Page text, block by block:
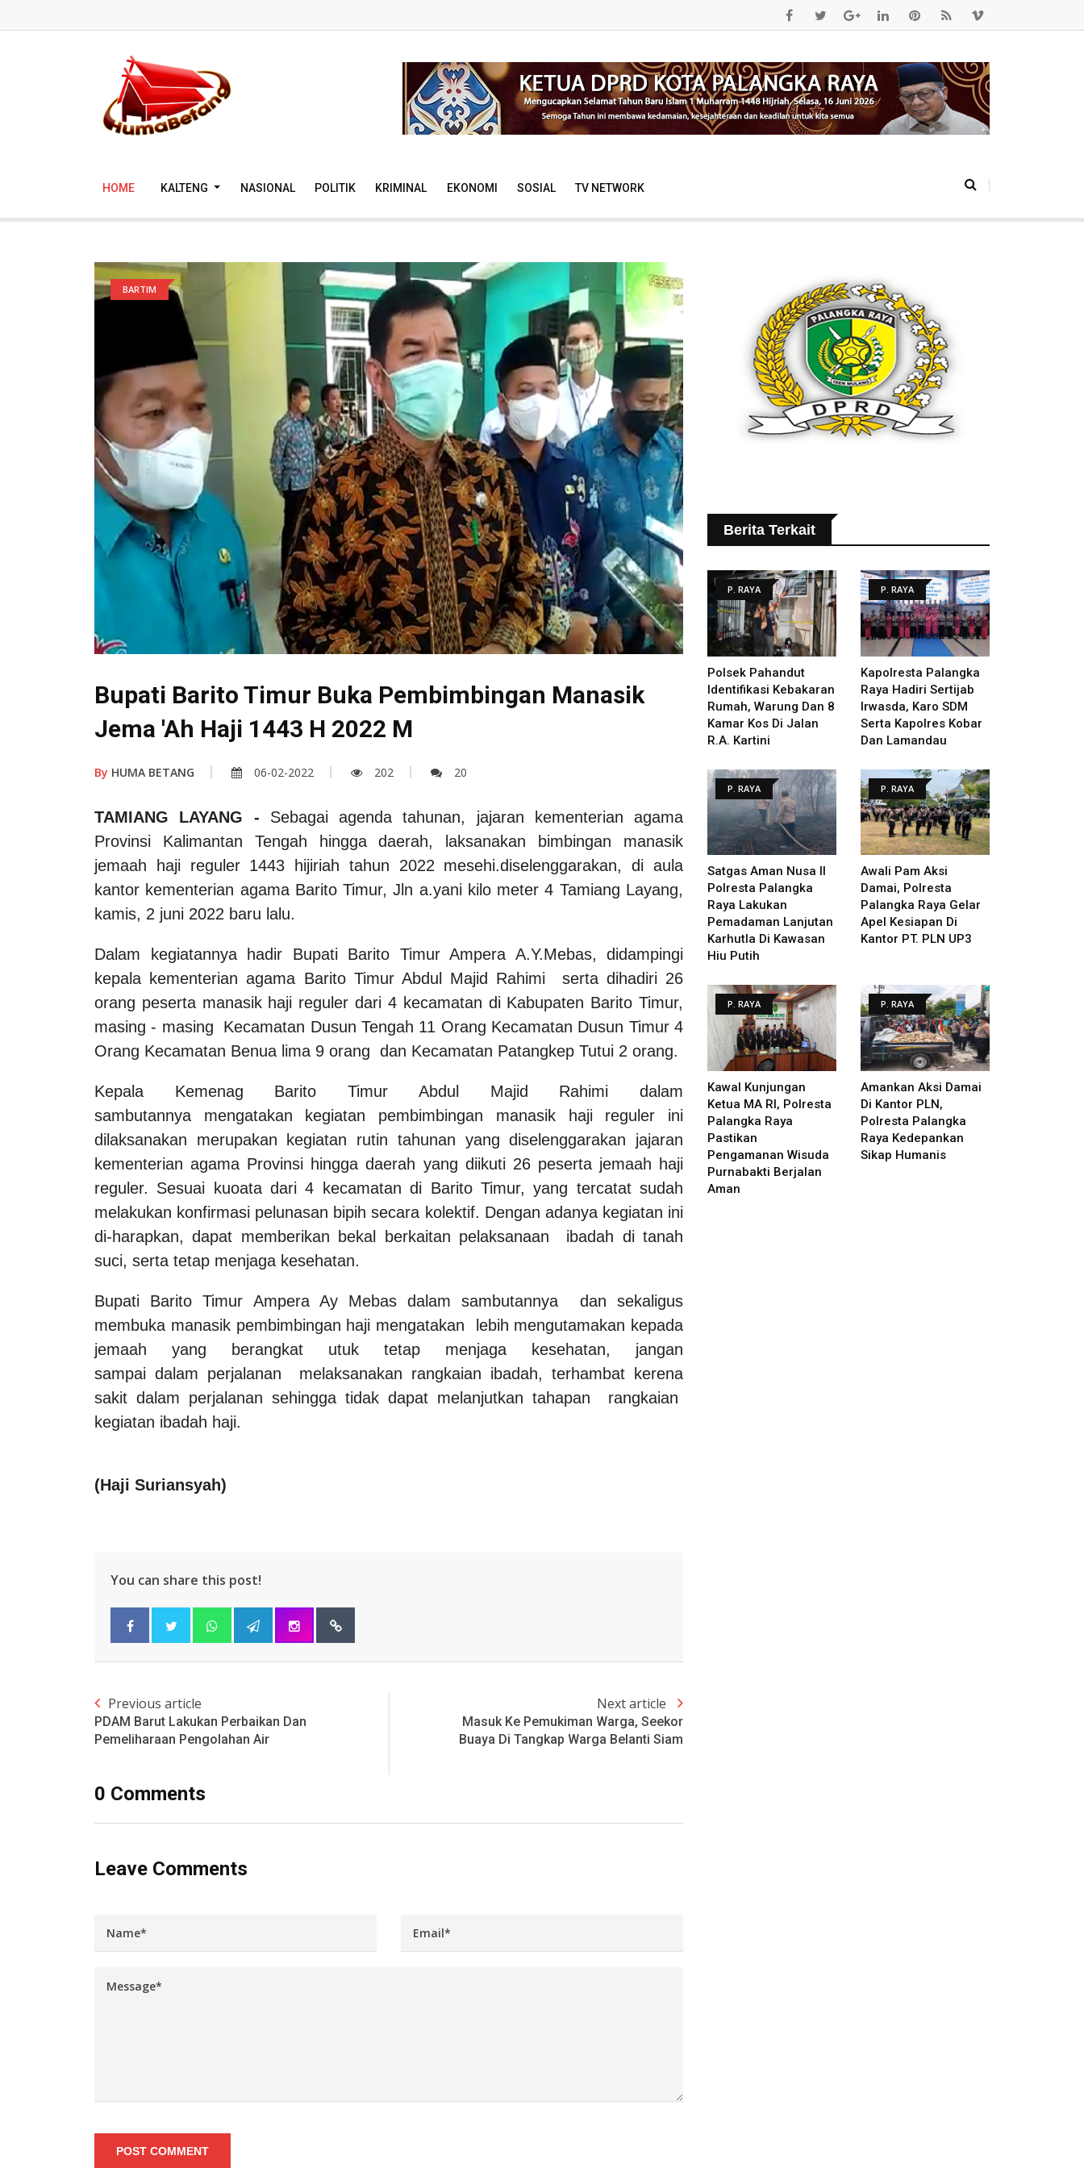
HOME KALTENG NASIONAL POLITIK KRIMINAL EKONOMI SOSIAL TV NETWORK
BARTIM
Bupati Barito Timur Buka Pembimbingan Manasik
Jema 'Ah Haji 1443 H 2022 M
By HUMA BETANG 06-02-2022 202 20
TAMIANG LAYANG - Sebagai agenda tahunan, jajaran kementerian agama
Provinsi Kalimantan Tengah hingga daerah, laksanakan bimbingan manasik
jemaah haji reguler 1443 hijiriah tahun 2022 mesehi.diselenggarakan, di aula
kantor kementerian agama Barito Timur, Jln a.yani kilo meter 4 Tamiang Layang,
kamis, 2 juni 2022 baru lalu.
Dalam kegiatannya hadir Bupati Barito Timur Ampera A.Y.Mebas, didampingi
kepala kementerian agama Barito Timur Abdul Majid Rahimi serta dihadiri 26
orang peserta manasik haji reguler dari 4 kecamatan di Kabupaten Barito Timur,
masing - masing Kecamatan Dusun Tengah 11 Orang Kecamatan Dusun Timur 4
Orang Kecamatan Benua lima 9 orang dan Kecamatan Patangkep Tutui 2 orang.
Kepala Kemenag Barito Timur Abdul Majid Rahimi dalam
sambutannya mengatakan kegiatan pembimbingan manasik haji reguler ini
dilaksanakan merupakan kegiatan rutin tahunan yang diselenggarakan jajaran
kementerian agama Provinsi hingga daerah yang diikuti 26 peserta jemaah haji
reguler. Sesuai kuoata dari 4 kecamatan di Barito Timur, yang tercatat sudah
melakukan konfirmasi pelunasan bipih secara kolektif. Dengan adanya kegiatan ini
di-harapkan, dapat memberikan bekal berkaitan pelaksanaan ibadah di tanah
suci, serta tetap menjaga kesehatan.
Bupati Barito Timur Ampera Ay Mebas dalam sambutannya dan sekaligus
membuka manasik pembimbingan haji mengatakan lebih mengutamakan kepada
jemaah yang berangkat utuk tetap menjaga kesehatan, jangan
sampai dalam perjalanan melaksanakan rangkaian ibadah, terhambat kerena
sakit dalam perjalanan sehingga tidak dapat melanjutkan tahapan rangkaian
kegiatan ibadah haji.
(Haji Suriansyah)
You can share this post!
Previous article
PDAM Barut Lakukan Perbaikan Dan
Pemeliharaan Pengolahan Air
Next article
Masuk Ke Pemukiman Warga, Seekor
Buaya Di Tangkap Warga Belanti Siam
0 Comments
Leave Comments
POST COMMENT
Berita Terkait
P. RAYA
Polsek Pahandut
Identifikasi Kebakaran
Rumah, Warung Dan 8
Kamar Kos Di Jalan
R.A. Kartini
P. RAYA
Kapolresta Palangka
Raya Hadiri Sertijab
Irwasda, Karo SDM
Serta Kapolres Kobar
Dan Lamandau
P. RAYA
Satgas Aman Nusa II
Polresta Palangka
Raya Lakukan
Pemadaman Lanjutan
Karhutla Di Kawasan
Hiu Putih
P. RAYA
Awali Pam Aksi
Damai, Polresta
Palangka Raya Gelar
Apel Kesiapan Di
Kantor PT. PLN UP3
P. RAYA
Kawal Kunjungan
Ketua MA RI, Polresta
Palangka Raya
Pastikan
Pengamanan Wisuda
Purnabakti Berjalan
Aman
P. RAYA
Amankan Aksi Damai
Di Kantor PLN,
Polresta Palangka
Raya Kedepankan
Sikap Humanis